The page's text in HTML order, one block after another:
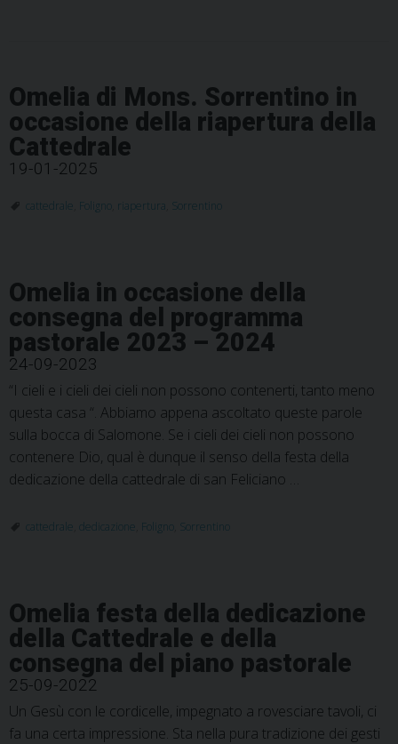
Omelia di Mons. Sorrentino in
occasione della riapertura della
Cattedrale
19-01-2025
cattedrale Foligno riapertura Sorrentino
Omelia in occasione della
consegna del programma
pastorale 2023 – 2024
24-09-2023
“I cieli e i cieli dei cieli non possono contenerti, tanto meno
questa casa “. Abbiamo appena ascoltato queste parole
sulla bocca di Salomone. Se i cieli dei cieli non possono
contenere Dio, qual è dunque il senso della festa della
dedicazione della cattedrale di san Feliciano …
cattedrale dedicazione Foligno Sorrentino
Omelia festa della dedicazione
della Cattedrale e della
consegna del piano pastorale
25-09-2022
Un Gesù con le cordicelle, impegnato a rovesciare tavoli, ci
fa una certa impressione. Sta nella pura tradizione dei gesti